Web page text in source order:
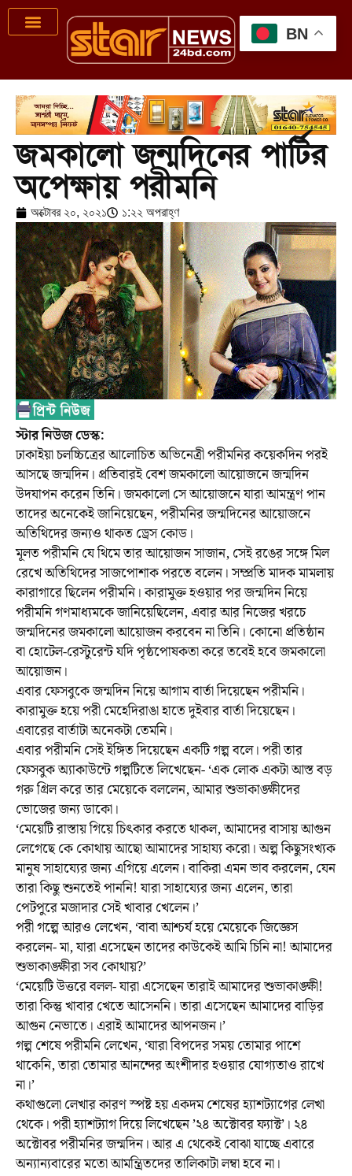
জমকালো জন্মদিনের পার্টির
অপেক্ষায় পরীমনি
অক্টোবর ২০, ২০২১ ১:২২ অপরাহ্ণ
স্টার নিউজ ডেস্ক:
ঢাকাইয়া চলচ্চিত্রের আলোচিত অভিনেত্রী পরীমনির কয়েকদিন পরই
আসছে জন্মদিন। প্রতিবারই বেশ জমকালো আয়োজনে জন্মদিন
উদযাপন করেন তিনি। জমকালো সে আয়োজনে যারা আমন্ত্রণ পান
তাদের অনেকেই জানিয়েছেন, পরীমনির জন্মদিনের আয়োজনে
অতিথিদের জন্যও থাকত ড্রেস কোড।
মূলত পরীমনি যে থিমে তার আয়োজন সাজান, সেই রঙের সঙ্গে মিল
রেখে অতিথিদের সাজপোশাক পরতে বলেন। সম্প্রতি মাদক মামলায়
কারাগারে ছিলেন পরীমনি। কারামুক্ত হওয়ার পর জন্মদিন নিয়ে
পরীমনি গণমাধ্যমকে জানিয়েছিলেন, এবার আর নিজের খরচে
জন্মদিনের জমকালো আয়োজন করবেন না তিনি। কোনো প্রতিষ্ঠান
বা হোটেল-রেস্টুরেন্ট যদি পৃষ্ঠপোষকতা করে তবেই হবে জমকালো
আয়োজন।
এবার ফেসবুকে জন্মদিন নিয়ে আগাম বার্তা দিয়েছেন পরীমনি।
কারামুক্ত হয়ে পরী মেহেদিরাঙা হাতে দুইবার বার্তা দিয়েছেন।
এবারের বার্তাটা অনেকটা তেমনি।
এবার পরীমনি সেই ইঙ্গিত দিয়েছেন একটি গল্প বলে। পরী তার
ফেসবুক অ্যাকাউন্টে গল্পটিতে লিখেছেন- ‘এক লোক একটা আস্ত বড়
গরু গ্রিল করে তার মেয়েকে বললেন, আমার শুভাকাঙ্ক্ষীদের
ভোজের জন্য ডাকো।
‘মেয়েটি রাস্তায় গিয়ে চিৎকার করতে থাকল, আমাদের বাসায় আগুন
লেগেছে কে কোথায় আছো আমাদের সাহায্য করো। অল্প কিছুসংখ্যক
মানুষ সাহায্যের জন্য এগিয়ে এলেন। বাকিরা এমন ভাব করলেন, যেন
তারা কিছু শুনতেই পাননি! যারা সাহায্যের জন্য এলেন, তারা
পেটপুরে মজাদার সেই খাবার খেলেন।’
পরী গল্পে আরও লেখেন, ‘বাবা আশ্চর্য হয়ে মেয়েকে জিজ্ঞেস
করলেন- মা, যারা এসেছেন তাদের কাউকেই আমি চিনি না! আমাদের
শুভাকাঙ্ক্ষীরা সব কোথায়?’
‘মেয়েটি উত্তরে বলল- যারা এসেছেন তারাই আমাদের শুভাকাঙ্ক্ষী!
তারা কিন্তু খাবার খেতে আসেননি। তারা এসেছেন আমাদের বাড়ির
আগুন নেভাতে। এরাই আমাদের আপনজন।’
গল্প শেষে পরীমনি লেখেন, ‘যারা বিপদের সময় তোমার পাশে
থাকেনি, তারা তোমার আনন্দের অংশীদার হওয়ার যোগ্যতাও রাখে
না।’
কথাগুলো লেখার কারণ স্পষ্ট হয় একদম শেষের হ্যাশট্যাগের লেখা
থেকে। পরী হ্যাশট্যাগ দিয়ে লিখেছেন ’২৪ অক্টোবর ফ্যাক্ট’। ২৪
অক্টোবর পরীমনির জন্মদিন। আর এ থেকেই বোঝা যাচ্ছে এবারে
অন্যান্যবারের মতো আমন্ত্রিতদের তালিকাটা লম্বা হবে না।
BN